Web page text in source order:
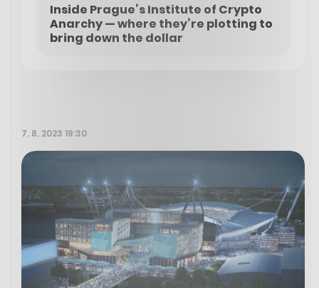
Inside Prague’s Institute of Crypto
Anarchy — where they’re plotting to
bring down the dollar
7. 8. 2023 19:30